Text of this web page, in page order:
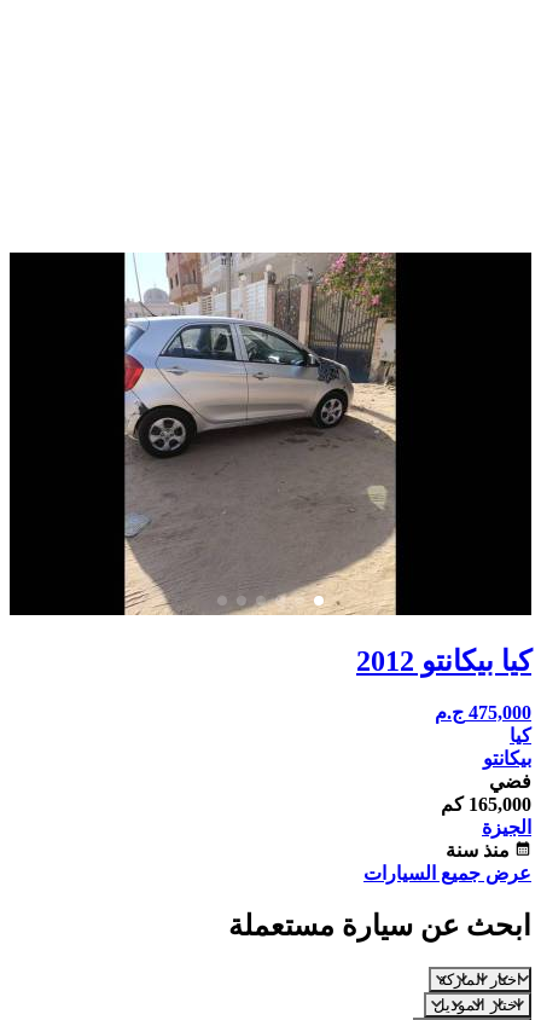
كيا بيكانتو 2012
475,000 ج.م
كيا
بيكانتو
فضي
165,000 كم
الجيزة
calendar_month منذ سنة
عرض جميع السيارات
ابحث عن سيارة مستعملة
اختار الماركة
اختار الموديل